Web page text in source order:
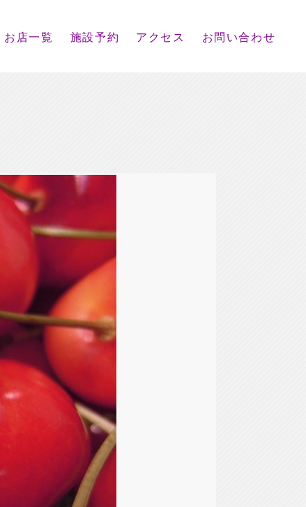
お店一覧 施設予約 アクセス お問い合わせ